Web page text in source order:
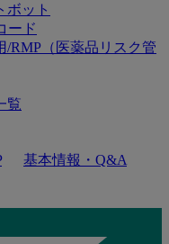
ボット
ード
/RMP（医薬品リスク管
覧
基本情報・Q&A